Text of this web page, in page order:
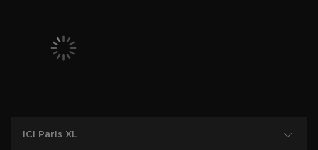
ICI Paris XL